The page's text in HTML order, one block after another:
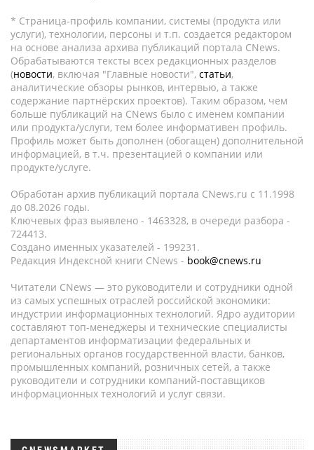
* Страница-профиль компании, системы (продукта или
услуги), технологии, персоны и т.п. создается редактором
на основе анализа архива публикаций портала CNews.
Обрабатываются тексты всех редакционных разделов
(новости, включая "Главные новости", статьи,
аналитические обзоры рынков, интервью, а также
содержание партнёрских проектов). Таким образом, чем
больше публикаций на CNews было с именем компании
или продукта/услуги, тем более информативен профиль.
Профиль может быть дополнен (обогащен) дополнительной
информацией, в т.ч. презентацией о компании или
продукте/услуге.
Обработан архив публикаций портала CNews.ru c 11.1998
до 08.2026 годы.
Ключевых фраз выявлено - 1463328, в очереди разбора -
724413.
Создано именных указателей - 199231.
Редакция Индексной книги CNews - book@cnews.ru
Читатели CNews — это руководители и сотрудники одной
из самых успешных отраслей российской экономики:
индустрии информационных технологий. Ядро аудитории
составляют топ-менеджеры и технические специалисты
департаментов информатизации федеральных и
региональных органов государственной власти, банков,
промышленных компаний, розничных сетей, а также
руководители и сотрудники компаний-поставщиков
информационных технологий и услуг связи.